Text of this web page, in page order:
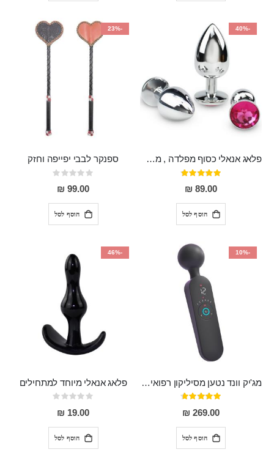
-40%
פלאג אנאלי כסוף מפלדה , מתאים ללבישה מתחת לבגדים, בגודל 7.3 על 2.8 ס"מ
דירוג:
97%
89.00 ₪
הוסף לסל
-23%
ספנקר לבבי יפייפה וחזק
Rating:
0%
99.00 ₪
הוסף לסל
-10%
מג'יק וונד נטען מסיליקון רפואי חזק בעל 12 מצבי רטט ו6 מהירויות שונות ROMI
דירוג:
93%
269.00 ₪
הוסף לסל
-46%
פלאג אנאלי מיוחד למתחילים
Rating:
0%
19.00 ₪
הוסף לסל